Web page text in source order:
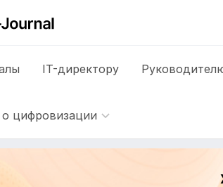
IT-директору
цифровизации